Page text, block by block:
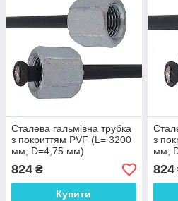
Сталева гальмівна трубка
з покриттям PVF (L= 3200
мм; D=4,75 мм)
універсальна з
наконечниками 106/106 -
WP454PVF
824 ₴
Купити
з
мм;
824